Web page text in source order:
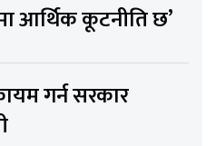
आर्थिक कूटनीति छ’
गर्न सरकार